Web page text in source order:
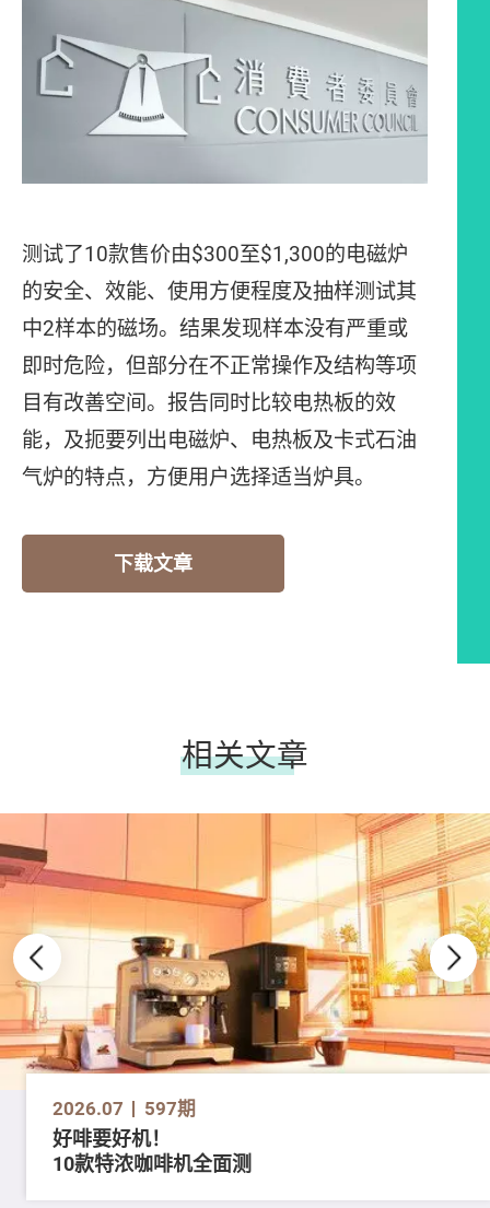
测试了10款售价由$300至$1,300的电磁炉
的安全、效能、使用方便程度及抽样测试其
中2样本的磁场。结果发现样本没有严重或
即时危险，但部分在不正常操作及结构等项
目有改善空间。报告同时比较电热板的效
能，及扼要列出电磁炉、电热板及卡式石油
气炉的特点，方便用户选择适当炉具。
下载文章
相关文章
2026.07 597期
好啡要好机！
10款特浓咖啡机全面测